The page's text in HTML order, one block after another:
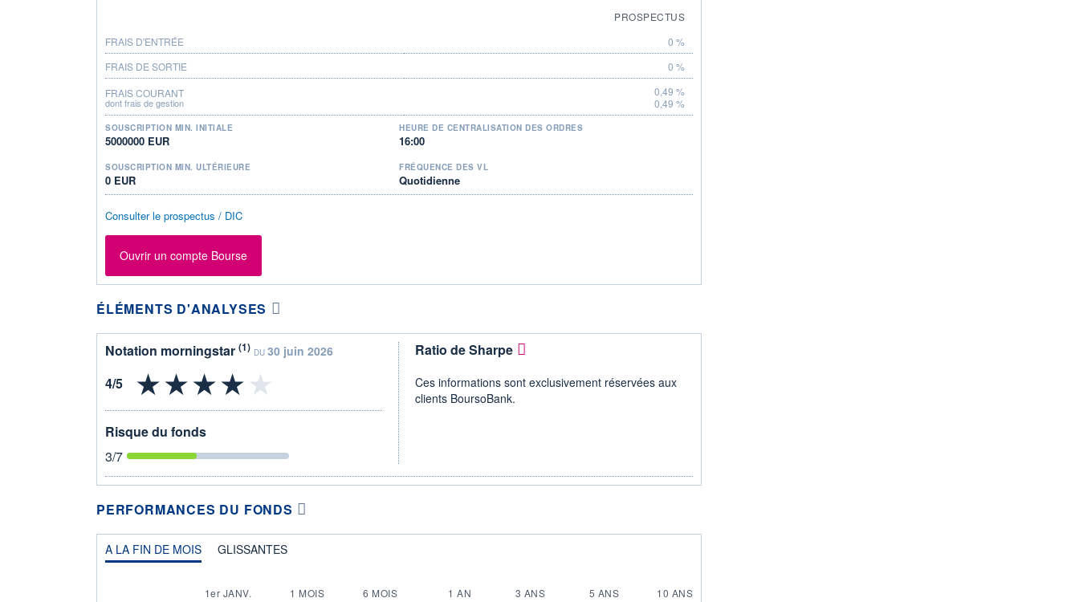
PROSPECTUS
FRAIS D'ENTRÉE
0 %
FRAIS DE SORTIE
0 %
FRAIS COURANT
dont frais de gestion
0,49 %
0,49 %
SOUSCRIPTION MIN. INITIALE
5000000 EUR
HEURE DE CENTRALISATION DES ORDRES
16:00
SOUSCRIPTION MIN. ULTÉRIEURE
0 EUR
FRÉQUENCE DES VL
Quotidienne
Consulter le prospectus / DIC
Ouvrir un compte Bourse
ÉLÉMENTS D'ANALYSES
Notation morningstar (1) DU 30 juin 2026
Risque du fonds
3/7
Ratio de Sharpe
Ces informations sont exclusivement réservées aux
clients BoursoBank.
PERFORMANCES DU FONDS
A LA FIN DE MOIS GLISSANTES
1er JANV. 1 MOIS 6 MOIS 1 AN 3 ANS 5 ANS
10 ANS